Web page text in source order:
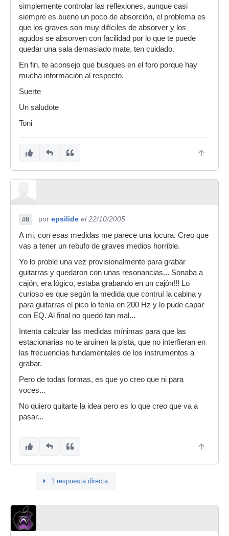
simplemente controlar las reflexiones, aunque casi
siempre es bueno un poco de absorción, el problema es
que los graves son muy difíciles de absorver y los
agudos se absorven con facilidad por lo que te puede
quedar una sala demasiado mate, ten cuidado.
En fin, te aconsejo que busques en el foro porque hay
mucha información al respecto.
Suerte
Un saludote
Toni
#8 por epsilide el 22/10/2005
A mi, con esas medidas me parece una locura. Creo que
vas a tener un rebufo de graves medios horrible.
Yo lo proble una vez provisionalmente para grabar
guitarras y quedaron con unas resonancias... Sonaba a
cajón, era lógico, estaba grabando en un cajón!!! Lo
curioso es que según la medida que contruí la cabina y
para guitarras el pico lo tenía en 200 Hz y lo pude capar
con EQ. Al final no quedó tan mal...
Intenta calcular las medidas mínimas para que las
estacionarias no te aruinen la pista, que no interfieran en
las frecuencias fundamentales de los instrumentos a
grabar.
Pero de todas formas, es que yo creo que ni para
voces...
No quiero quitarte la idea pero es lo que creo que va a
pasar...
1 respuesta directa